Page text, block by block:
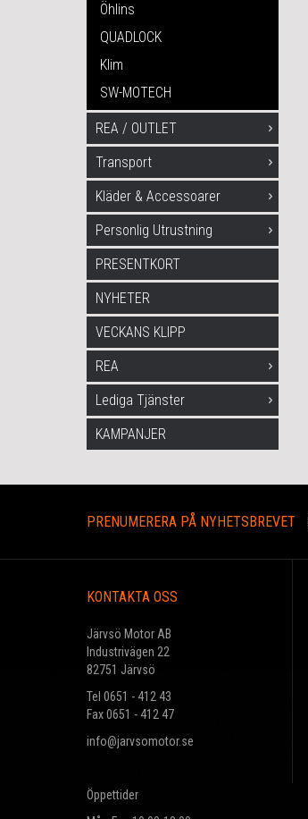
Öhlins
QUADLOCK
Klim
SW-MOTECH
REA / OUTLET
Transport
Kläder & Accessoarer
Personlig Utrustning
PRESENTKORT
NYHETER
VECKANS KLIPP
REA
Lediga Tjänster
KAMPANJER
PRENUMERERA PÅ NYHETSBREVET
KONTAKTA OSS
Järvsö Motor AB
Industrivägen 22
82751 Järvsö
Tel 0651 - 412 43
Fax 0651 - 412 47
info@jarvsomotor.se
Öppettider